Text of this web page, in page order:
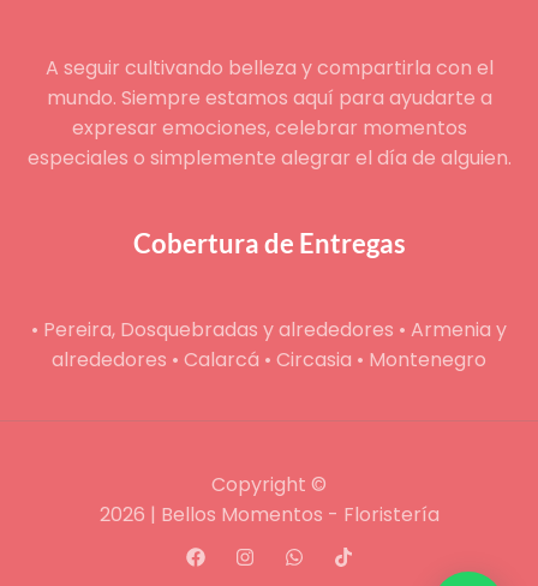
A seguir cultivando belleza y compartirla con el
mundo. Siempre estamos aquí para ayudarte a
expresar emociones, celebrar momentos
especiales o simplemente alegrar el día de alguien.
Cobertura de Entregas
• Pereira, Dosquebradas y alrededores • Armenia y
alrededores • Calarcá • Circasia • Montenegro
Copyright ©
2026 | Bellos Momentos - Floristería